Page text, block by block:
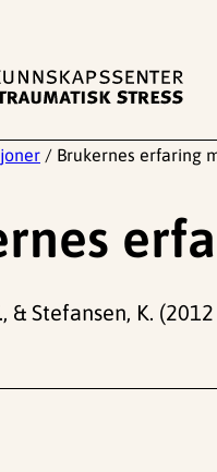
/ Brukernes erfaring
& Stefansen, K.